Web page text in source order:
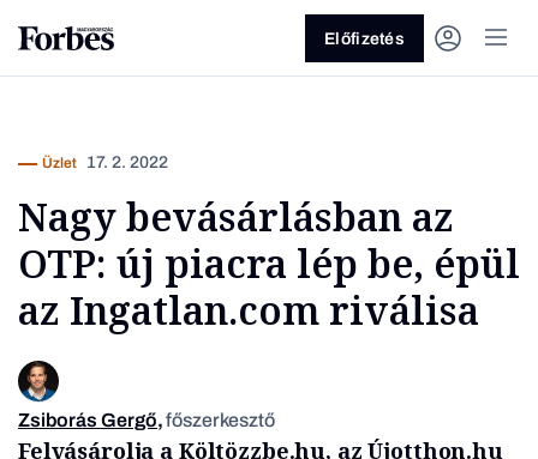
Vagy fedezze fel a következő
Előfizetés
Üzlet 17. 2. 2022
Nagy bevásárlásban az
OTP: új piacra lép be, épül
az Ingatlan.com riválisa
Zsiborás Gergő,főszerkesztő
Felvásárolja a Költözzbe.hu, az Újotthon.hu